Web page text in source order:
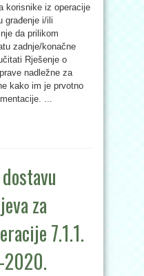
korisnike iz operacije
građenje i/ili
da prilikom
zadnje/konačne
Rješenje o
nadležne za
kako im je prvotno
...
za
7.1.1.
2020.